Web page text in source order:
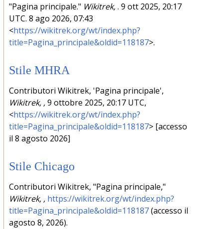
"Pagina principale." Wikitrek,. 9 ott 2025, 20:17
UTC. 8 ago 2026, 07:43
<https://wikitrek.org/wt/index.php?
title=Pagina_principale&oldid=118187>.
Stile MHRA
Contributori Wikitrek, 'Pagina principale',
Wikitrek, ,9 ottobre 2025, 20:17 UTC,
<https://wikitrek.org/wt/index.php?
title=Pagina_principale&oldid=118187> [accesso
il 8 agosto 2026]
Stile Chicago
Contributori Wikitrek, "Pagina principale,"
Wikitrek, , https://wikitrek.org/wt/index.php?
title=Pagina_principale&oldid=118187(accesso il
agosto 8, 2026).